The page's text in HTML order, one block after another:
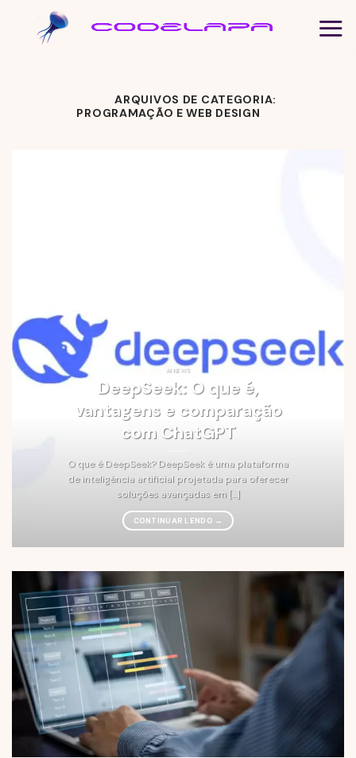
ARQUIVOS DE CATEGORIA:
PROGRAMAÇÃO E WEB DESIGN
AI NEWS
DeepSeek: O que é,
vantagens e comparação
com ChatGPT
O que é DeepSeek? DeepSeek é uma plataforma
de inteligência artificial projetada para oferecer
soluções avançadas em [...]
CONTINUAR LENDO →